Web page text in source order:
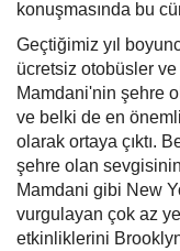
konuşmasında bu
Geçtiğimiz yıl
ücretsiz otobüsler
Mamdani'nin şehre
ve belki de en
olarak ortaya çıktı.
şehre olan sevgisinin
Mamdani gibi New
vurgulayan çok az
etkinliklerini